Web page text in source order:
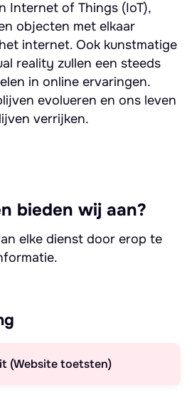
Internet of Things (IoT),
objecten met elkaar
internet. Ook kunstmatige
reality zullen een steeds
in online ervaringen.
evolueren en ons leven
verrijken.
bieden wij aan?
elke dienst door erop te
(Website toetsten)